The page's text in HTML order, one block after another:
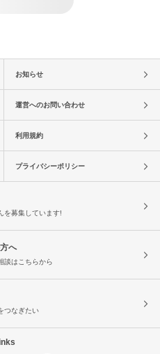
お知らせ
運営へのお問い合わせ
利用規約
プライバシーポリシー
を募集しています!
へ
談はこちらから
つなぎたい